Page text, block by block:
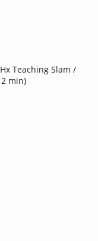
Teaching Slam /
min)